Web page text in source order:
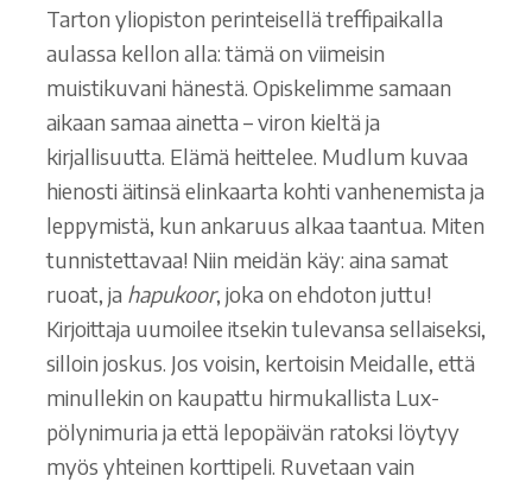
Tarton yliopiston perinteisellä treffipaikalla
aulassa kellon alla: tämä on viimeisin
muistikuvani hänestä. Opiskelimme samaan
aikaan samaa ainetta – viron kieltä ja
kirjallisuutta. Elämä heittelee. Mudlum kuvaa
hienosti äitinsä elinkaarta kohti vanhenemista ja
leppymistä, kun ankaruus alkaa taantua. Miten
tunnistettavaa! Niin meidän käy: aina samat
ruoat, ja hapukoor, joka on ehdoton juttu!
Kirjoittaja uumoilee itsekin tulevansa sellaiseksi,
silloin joskus. Jos voisin, kertoisin Meidalle, että
minullekin on kaupattu hirmukallista Lux-
pölynimuria ja että lepopäivän ratoksi löytyy
myös yhteinen korttipeli. Ruvetaan vain